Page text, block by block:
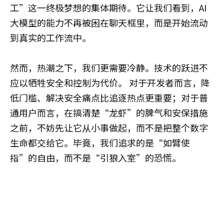
工”这一终极梦想的集体期待。它让我们看到，AI
大模型的能力不再被困在聊天框里，而是开始流动
到真实的工作流中。
然而，热潮之下，我们更需要冷静。技术的跃进不
应以牺牲安全和控制为代价。 对于开发者而言，降
低门槛、解决安全痛点比追逐热点更重要；对于普
通用户而言，在搞清楚“龙虾”的脾气和安保措施
之前，不妨先让它从小事做起，而不是把整个数字
生命都交给它。毕竟，我们追求的是“如臂使
指”的自由，而不是“引狼入室”的恐慌。